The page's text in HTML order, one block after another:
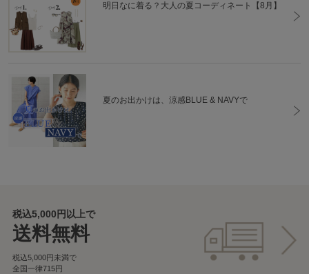
明日なに着る？大人の夏コーディネート【8月】
夏のお出かけは、涼感BLUE & NAVYで
税込5,000円以上で
送料無料
税込5,000円未満で
全国一律715円